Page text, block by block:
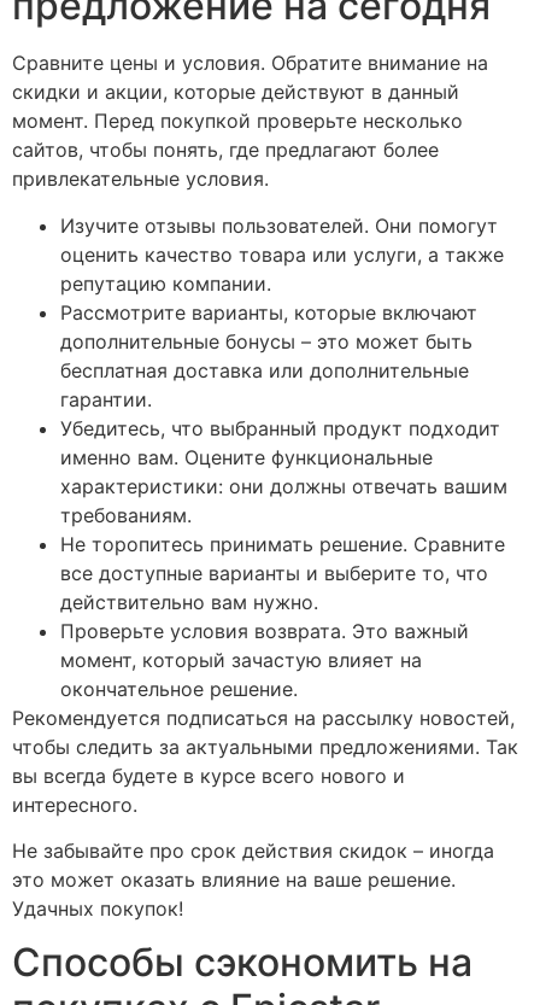
Сравните цены и условия. Обратите внимание на
скидки и акции, которые действуют в данный
момент. Перед покупкой проверьте несколько
сайтов, чтобы понять, где предлагают более
привлекательные условия.
Изучите отзывы пользователей. Они помогут
оценить качество товара или услуги, а также
репутацию компании.
Рассмотрите варианты, которые включают
дополнительные бонусы – это может быть
бесплатная доставка или дополнительные
гарантии.
Убедитесь, что выбранный продукт подходит
именно вам. Оцените функциональные
характеристики: они должны отвечать вашим
требованиям.
Не торопитесь принимать решение. Сравните
все доступные варианты и выберите то, что
действительно вам нужно.
Проверьте условия возврата. Это важный
момент, который зачастую влияет на
окончательное решение.
Рекомендуется подписаться на рассылку новостей,
чтобы следить за актуальными предложениями. Так
вы всегда будете в курсе всего нового и
интересного.
Не забывайте про срок действия скидок – иногда
это может оказать влияние на ваше решение.
Удачных покупок!
Способы сэкономить на